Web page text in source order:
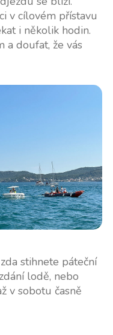
v cílovém přístavu
i několik hodin.
a doufat, že vás
stihnete páteční
lodě, nebo
v sobotu časně